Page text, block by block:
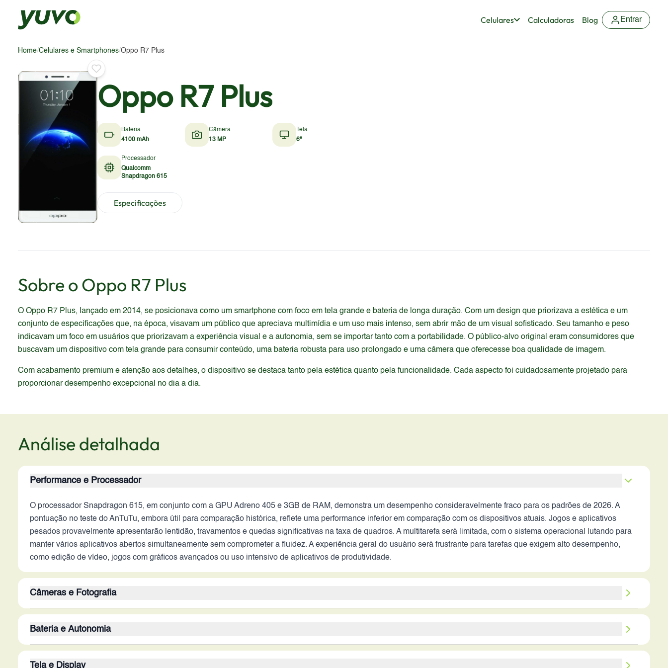
Celulares Calculadoras Blog Entrar
Home/Celulares e Smartphones/Oppo R7 Plus
Oppo R7 Plus
Bateria
4100 mAh
Câmera
13 MP
Tela
6"
Processador
Qualcomm
Snapdragon 615
Especificações
Sobre o Oppo R7 Plus
O Oppo R7 Plus, lançado em 2014, se posicionava como um smartphone com foco em tela grande e bateria de longa duração. Com um design que priorizava a estética e um
conjunto de especificações que, na época, visavam um público que apreciava multimídia e um uso mais intenso, sem abrir mão de um visual sofisticado. Seu tamanho e peso
indicavam um foco em usuários que priorizavam a experiência visual e a autonomia, sem se importar tanto com a portabilidade. O público-alvo original eram consumidores que
buscavam um dispositivo com tela grande para consumir conteúdo, uma bateria robusta para uso prolongado e uma câmera que oferecesse boa qualidade de imagem.
Com acabamento premium e atenção aos detalhes, o dispositivo se destaca tanto pela estética quanto pela funcionalidade. Cada aspecto foi cuidadosamente projetado para
proporcionar desempenho excepcional no dia a dia.
Análise detalhada
Performance e Processador
O processador Snapdragon 615, em conjunto com a GPU Adreno 405 e 3GB de RAM, demonstra um desempenho consideravelmente fraco para os padrões de 2026. A
pontuação no teste do AnTuTu, embora útil para comparação histórica, reflete uma performance inferior em comparação com os dispositivos atuais. Jogos e aplicativos
pesados provavelmente apresentarão lentidão, travamentos e quedas significativas na taxa de quadros. A multitarefa será limitada, com o sistema operacional lutando para
manter vários aplicativos abertos simultaneamente sem comprometer a fluidez. A experiência geral do usuário será frustrante para tarefas que exigem alto desempenho,
como edição de vídeo, jogos com gráficos avançados ou uso intensivo de aplicativos de produtividade.
Câmeras e Fotografia
2026, seria afetada pela ausência de tecnologias avançadas de processamento de imagem, como HDR aprimorado e modos de cena inteligentes. O desempenho em
condições de baixa luminosidade seria particularmente ruim, com fotos ruidosas e com poucos detalhes. A câmera frontal de 8 MP também não impressionaria, com
Bateria e Autonomia
Tela e Display